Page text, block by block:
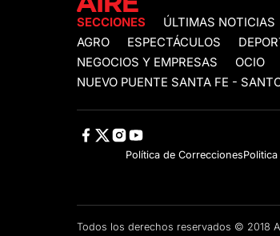
SECCIONES ÚLTIMAS NOTICIAS
AGRO
ESPECTÁCULOS
NEGOCIOS Y EMPRESAS
OCIO
NUEVO PUENTE SANTA FE -
Política de Correcciones
Todos los derechos reservados © 2018